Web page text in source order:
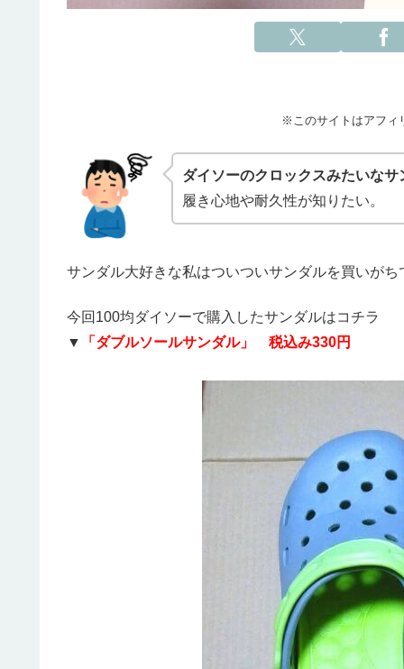
※このサイトはアフィ
ダイソーのクロックスみたいなサ
履き心地や耐久性が知りたい。
サンダル大好きな私はついついサンダルを買いが
今回100均ダイソーで購入したサンダルはコチラ
▼
「ダブルソールサンダル」 税込み330円